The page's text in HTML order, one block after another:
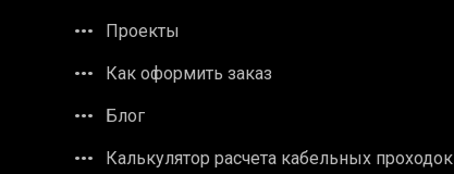
Проекты
Как оформить заказ
Блог
Калькулятор расчета кабельных проходок